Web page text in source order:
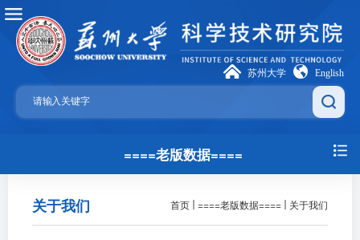
苏州大学 English
====老版数据====
首页 ====老版数据==== 关于我们
关于我们